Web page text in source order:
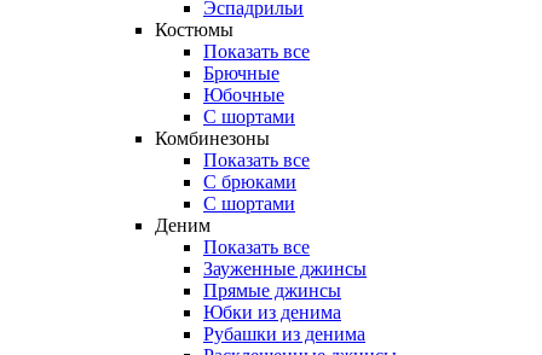
Эспадрильи
Костюмы
Показать все
Брючные
Юбочные
С шортами
Комбинезоны
Показать все
С брюками
С шортами
Деним
Показать все
Зауженные джинсы
Прямые джинсы
Юбки из денима
Рубашки из денима